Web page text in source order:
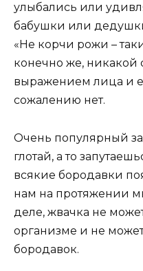
улыбались или
бабушки или
«Не корчи рожи –
конечно же, никакой
выражением лица и
сожалению нет.
Очень популярный
глотай, а то
всякие бородавки
нам на протяжении
деле, жвачка не
организме и не
бородавок.